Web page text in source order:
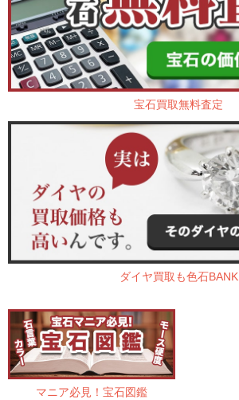
宝石買取無料査定
ダイヤ買取も色石BANK
マニア必見！宝石図鑑